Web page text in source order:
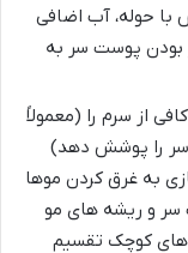
حوله، آب اضافی
بودن پوست سر به
از سرم را (معمولاً
سر را پوشش دهد)
به غرق کردن موها
سر و ریشه های مو
کوچک تقسیم